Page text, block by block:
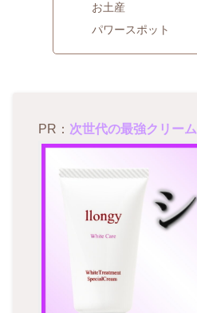
お土産
パワースポット
PR： 次世代の最強クリーム